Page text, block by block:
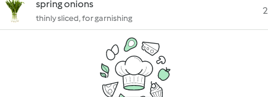
spring onions
thinly sliced, for garnishing
2